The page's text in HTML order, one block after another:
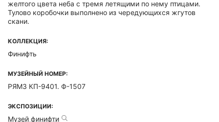
желтого цвета неба с тремя летящими по нему птицами.
Тулово коробочки выполнено из чередующихся жгутов
скани.
КОЛЛЕКЦИЯ:
Финифть
МУЗЕЙНЫЙ НОМЕР:
РЯМЗ КП-9401. Ф-1507
ЭКСПОЗИЦИИ:
Музей финифти